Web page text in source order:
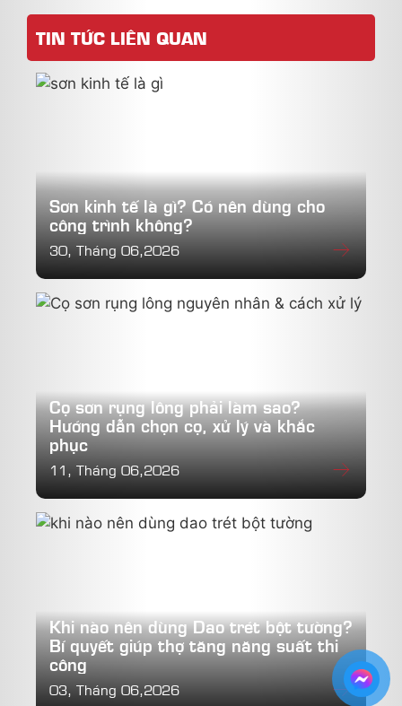
TIN TỨC LIÊN QUAN
Sơn kinh tế là gì? Có nên dùng cho
công trình không?
30, Tháng 06,2026
Cọ sơn rụng lông phải làm sao?
Hướng dẫn chọn cọ, xử lý và khắc
phục
11, Tháng 06,2026
Khi nào nên dùng Dao trét bột tường?
Bí quyết giúp thợ tăng năng suất thi
công
03, Tháng 06,2026